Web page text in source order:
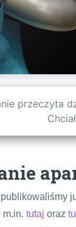
przeczyta
m.in. tutaj oraz